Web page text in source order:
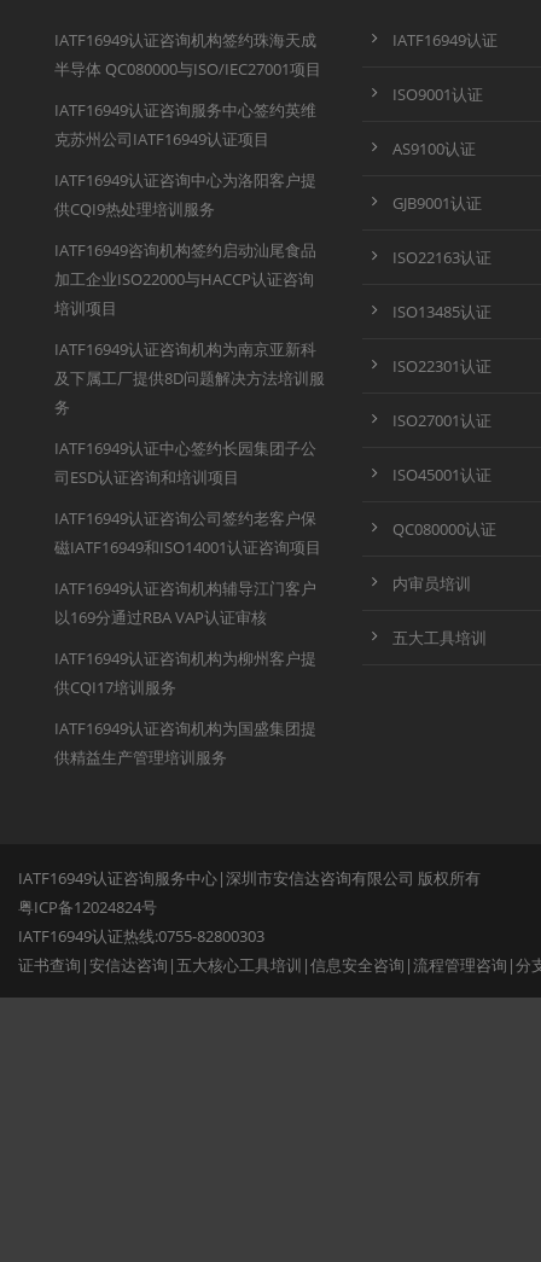
IATF16949认证咨询机构签约珠海天成
半导体 QC080000与ISO/IEC27001项目
IATF16949认证咨询服务中心签约英维
克苏州公司IATF16949认证项目
IATF16949认证咨询中心为洛阳客户提
供CQI9热处理培训服务
IATF16949咨询机构签约启动汕尾食品
加工企业ISO22000与HACCP认证咨询
培训项目
IATF16949认证咨询机构为南京亚新科
及下属工厂提供8D问题解决方法培训服
务
IATF16949认证中心签约长园集团子公
司ESD认证咨询和培训项目
IATF16949认证咨询公司签约老客户保
磁IATF16949和ISO14001认证咨询项目
IATF16949认证咨询机构辅导江门客户
以169分通过RBA VAP认证审核
IATF16949认证咨询机构为柳州客户提
供CQI17培训服务
IATF16949认证咨询机构为国盛集团提
供精益生产管理培训服务
IATF16949认证
ISO9001认证
AS9100认证
GJB9001认证
ISO22163认证
ISO13485认证
ISO22301认证
ISO27001认证
ISO45001认证
QC080000认证
内审员培训
五大工具培训
IATF16949认证咨询服务中心|深圳市安信达咨询有限公司 版权所有
粤ICP备12024824号
IATF16949认证热线:0755-82800303
证书查询 |安信达咨询 | 五大核心工具培训 |信息安全咨询 |流程管理咨询 |分